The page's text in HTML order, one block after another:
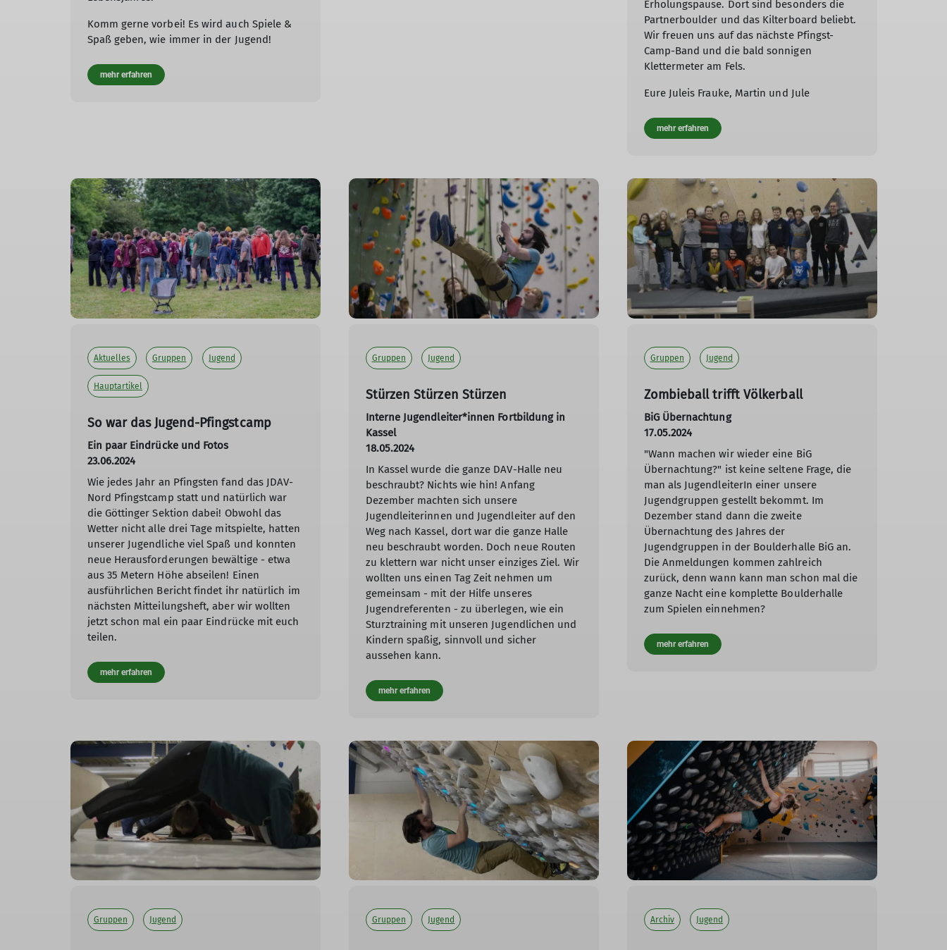
Komm gerne vorbei! Es wird auch Spiele &
Spaß geben, wie immer in der Jugend!
mehr erfahren
Erholungspause. Dort sind besonders die
Partnerboulder und das Kilterboard beliebt.
Wir freuen uns auf das nächste Pfingst-
Camp-Band und die bald sonnigen
Klettermeter am Fels.
Eure Juleis Frauke, Martin und Jule
mehr erfahren
Aktuelles Gruppen Jugend
Hauptartikel
So war das Jugend-Pfingstcamp
Ein paar Eindrücke und Fotos
23.06.2024
Wie jedes Jahr an Pfingsten fand das JDAV-
Nord Pfingstcamp statt und natürlich war
die Göttinger Sektion dabei! Obwohl das
Wetter nicht alle drei Tage mitspielte, hatten
unserer Jugendliche viel Spaß und konnten
neue Herausforderungen bewältige - etwa
aus 35 Metern Höhe abseilen! Einen
ausführlichen Bericht findet ihr natürlich im
nächsten Mitteilungsheft, aber wir wollten
jetzt schon mal ein paar Eindrücke mit euch
teilen.
mehr erfahren
Gruppen Jugend
Stürzen Stürzen Stürzen
Interne Jugendleiter*innen Fortbildung in
Kassel
18.05.2024
In Kassel wurde die ganze DAV-Halle neu
beschraubt? Nichts wie hin! Anfang
Dezember machten sich unsere
Jugendleiterinnen und Jugendleiter auf den
Weg nach Kassel, dort war die ganze Halle
neu beschraubt worden. Doch neue Routen
zu klettern war nicht unser einziges Ziel. Wir
wollten uns einen Tag Zeit nehmen um
gemeinsam - mit der Hilfe unseres
Jugendreferenten - zu überlegen, wie ein
Sturztraining mit unseren Jugendlichen und
Kindern spaßig, sinnvoll und sicher
aussehen kann.
mehr erfahren
Gruppen Jugend
Zombieball trifft Völkerball
BiG Übernachtung
17.05.2024
"Wann machen wir wieder eine BiG
Übernachtung?" ist keine seltene Frage, die
man als JugendleiterIn einer unsere
Jugendgruppen gestellt bekommt. Im
Dezember stand dann die zweite
Übernachtung des Jahres der
Jugendgruppen in der Boulderhalle BiG an.
Die Anmeldungen kommen zahlreich
zurück, denn wann kann man schon mal die
ganze Nacht eine komplette Boulderhalle
zum Spielen einnehmen?
mehr erfahren
Gruppen Jugend Gruppen Jugend Archiv Jugend